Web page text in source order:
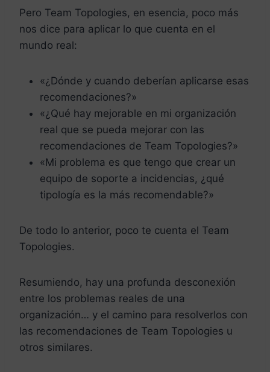
Pero Team Topologies, en esencia, poco más
nos dice para aplicar lo que cuenta en el
mundo real:
«¿Dónde y cuando deberían aplicarse esas
recomendaciones?»
«¿Qué hay mejorable en mi organización
real que se pueda mejorar con las
recomendaciones de Team Topologies?»
«Mi problema es que tengo que crear un
equipo de soporte a incidencias, ¿qué
tipología es la más recomendable?»
De todo lo anterior, poco te cuenta el Team
Topologies.
Resumiendo, hay una profunda desconexión
entre los problemas reales de una
organización… y el camino para resolverlos con
las recomendaciones de Team Topologies u
otros similares.